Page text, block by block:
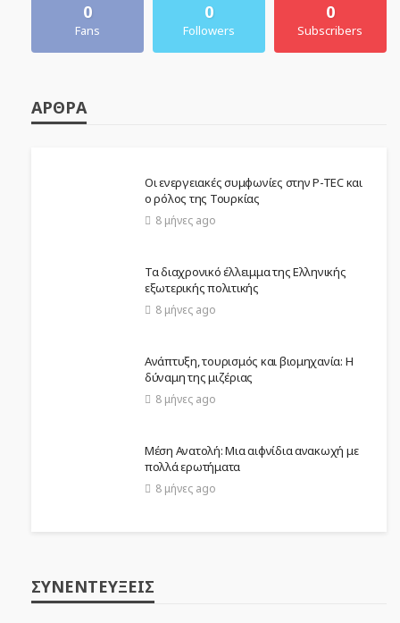
0
Fans
0
Followers
0
Subscribers
ΆΡΘΡΑ
Οι ενεργειακές συμφωνίες στην P-TEC και
ο ρόλος της Τουρκίας
8 μήνες ago
Τα διαχρονικό έλλειμμα της Ελληνικής
εξωτερικής πολιτικής
8 μήνες ago
Ανάπτυξη, τουρισμός και βιομηχανία: Η
δύναμη της μιζέριας
8 μήνες ago
Μέση Ανατολή: Μια αιφνίδια ανακωχή με
πολλά ερωτήματα
8 μήνες ago
ΣΥΝΕΝΤΕΎΞΕΙΣ